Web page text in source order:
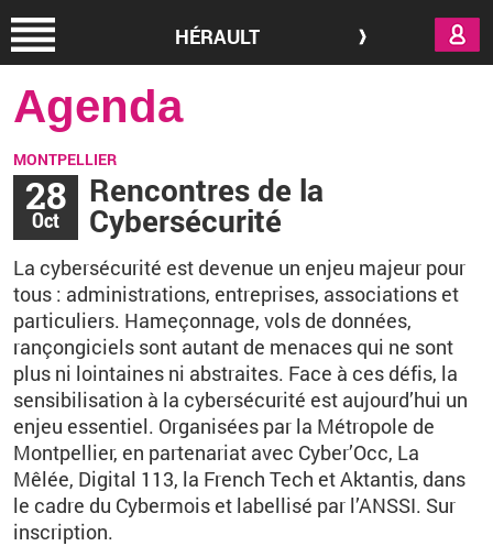
HÉRAULT
Agenda
MONTPELLIER
28
Oct
Rencontres de la
Cybersécurité
La cybersécurité est devenue un enjeu majeur pour
tous : administrations, entreprises, associations et
particuliers. Hameçonnage, vols de données,
rançongiciels sont autant de menaces qui ne sont
plus ni lointaines ni abstraites. Face à ces défis, la
sensibilisation à la cybersécurité est aujourd’hui un
enjeu essentiel. Organisées par la Métropole de
Montpellier, en partenariat avec Cyber’Occ, La
Mêlée, Digital 113, la French Tech et Aktantis, dans
le cadre du Cybermois et labellisé par l’ANSSI. Sur
inscription.